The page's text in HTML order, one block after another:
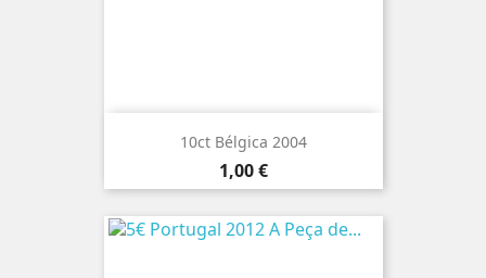
10ct Bélgica 2004
Preço
1,00 €